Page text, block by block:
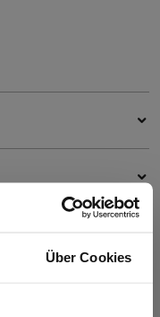
Über Cookies